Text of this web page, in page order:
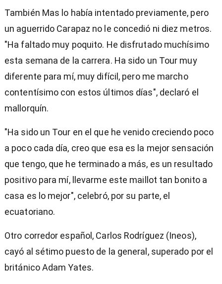
También Mas lo había intentado previamente, pero
un aguerrido Carapaz no le concedió ni diez metros.
"Ha faltado muy poquito. He disfrutado muchísimo
esta semana de la carrera. Ha sido un Tour muy
diferente para mí, muy difícil, pero me marcho
contentísimo con estos últimos días", declaró el
mallorquín.
"Ha sido un Tour en el que he venido creciendo poco
a poco cada día, creo que esa es la mejor sensación
que tengo, que he terminado a más, es un resultado
positivo para mí, llevarme este maillot tan bonito a
casa es lo mejor", celebró, por su parte, el
ecuatoriano.
Otro corredor español, Carlos Rodríguez (Ineos),
cayó al sétimo puesto de la general, superado por el
británico Adam Yates.